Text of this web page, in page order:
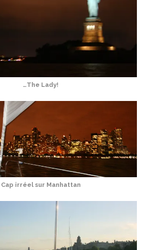
…The Lady!
Cap irréel sur Manhattan